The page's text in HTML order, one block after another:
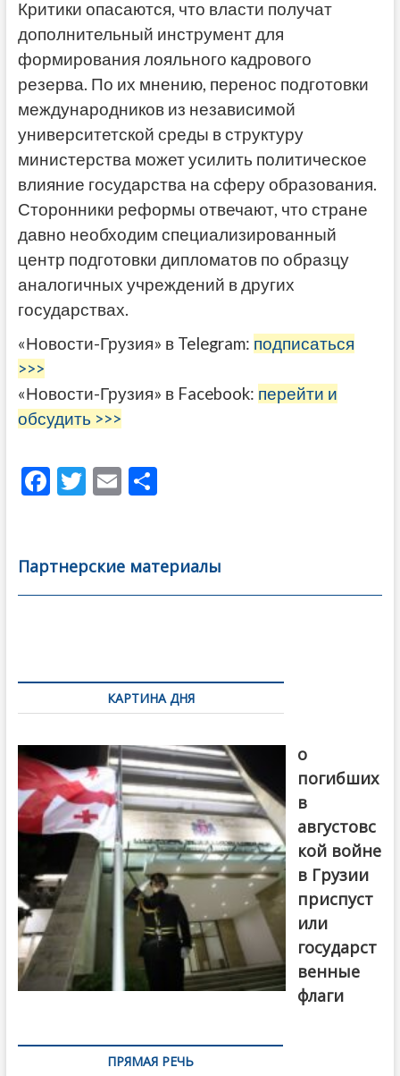
Критики опасаются, что власти получат
дополнительный инструмент для
формирования лояльного кадрового
резерва. По их мнению, перенос подготовки
международников из независимой
университетской среды в структуру
министерства может усилить политическое
влияние государства на сферу образования.
Сторонники реформы отвечают, что стране
давно необходим специализированный
центр подготовки дипломатов по образцу
аналогичных учреждений в других
государствах.
«Новости-Грузия» в Telegram: подписаться
>>>
«Новости-Грузия» в Facebook: перейти и
обсудить >>>
F
b
o
T
er
E
l
О
а
в
Партнерские материалы
по
записямКАРТИНА ДНЯ
о
погибших
в
августовс
кой войне
в Грузии
приспуст
или
государст
венные
флаги
ПРЯМАЯ РЕЧЬ